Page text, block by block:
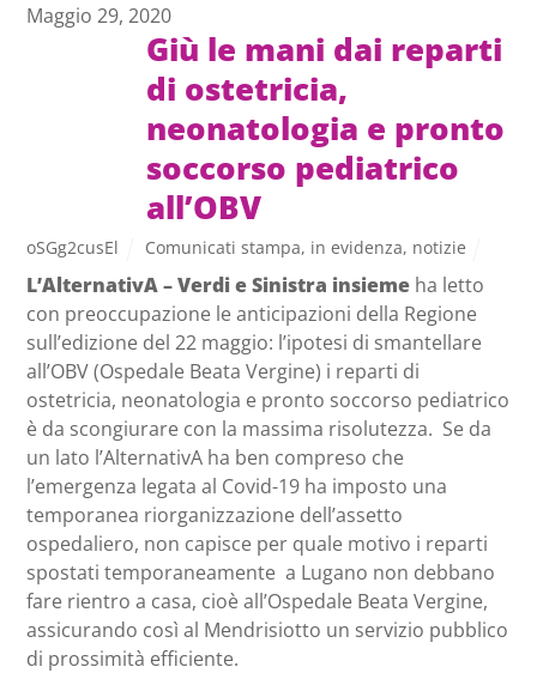
Maggio 29, 2020
Giù le mani dai reparti
di ostetricia,
neonatologia e pronto
soccorso pediatrico
all’OBV
oSGg2cusEl Comunicati stampa, in evidenza, notizie
L’AlternativA – Verdi e Sinistra insieme ha letto
con preoccupazione le anticipazioni della Regione
sull’edizione del 22 maggio: l’ipotesi di smantellare
all’OBV (Ospedale Beata Vergine) i reparti di
ostetricia, neonatologia e pronto soccorso pediatrico
è da scongiurare con la massima risolutezza. Se da
un lato l’AlternativA ha ben compreso che
l’emergenza legata al Covid-19 ha imposto una
temporanea riorganizzazione dell’assetto
ospedaliero, non capisce per quale motivo i reparti
spostati temporaneamente a Lugano non debbano
fare rientro a casa, cioè all’Ospedale Beata Vergine,
assicurando così al Mendrisiotto un servizio pubblico
di prossimità efficiente.